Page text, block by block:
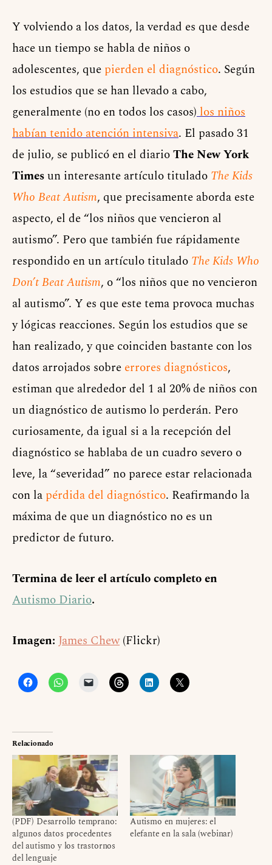
Y volviendo a los datos, la verdad es que desde
hace un tiempo se habla de niños o
adolescentes, que pierden el diagnóstico. Según
los estudios que se han llevado a cabo,
generalmente (no en todos los casos) los niños
habían tenido atención intensiva. El pasado 31
de julio, se publicó en el diarioThe New York
Timesun interesante artículo titulado The Kids
Who Beat Autism, que precisamente aborda este
aspecto, el de “los niños que vencieron al
autismo”. Pero que también fue rápidamente
respondido en un artículo titulado The Kids Who
Don’t Beat Autism, o “los niños que no vencieron
al autismo”. Y es que este tema provoca muchas
y lógicas reacciones. Según los estudios que se
han realizado, y que coinciden bastante con los
datos arrojados sobre errores diagnósticos,
estiman que alrededor del 1 al 20% de niños con
un diagnóstico de autismo lo perderán. Pero
curiosamente, da igual si a la recepción del
diagnóstico se hablaba de un cuadro severo o
leve, la “severidad” no parece estar relacionada
con la pérdida del diagnóstico. Reafirmando la
máxima de que un diagnóstico no es un
predictor de futuro.
Termina de leer el artículo completo en
Autismo Diario.
Imagen: James Chew(Flickr)
Relacionado
(PDF) Desarrollo temprano:
algunos datos procedentes
del autismo y los trastornos
del lenguaje
Autismo en mujeres: el
elefante en la sala (webinar)